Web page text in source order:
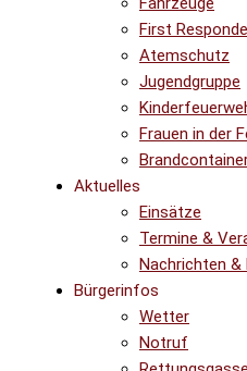
First
Atemschutz
Jugendgruppe
Frauen in der
Aktuelles
Einsätze
Termine &
Nachrichten &
Bürgerinfos
Wetter
Notruf